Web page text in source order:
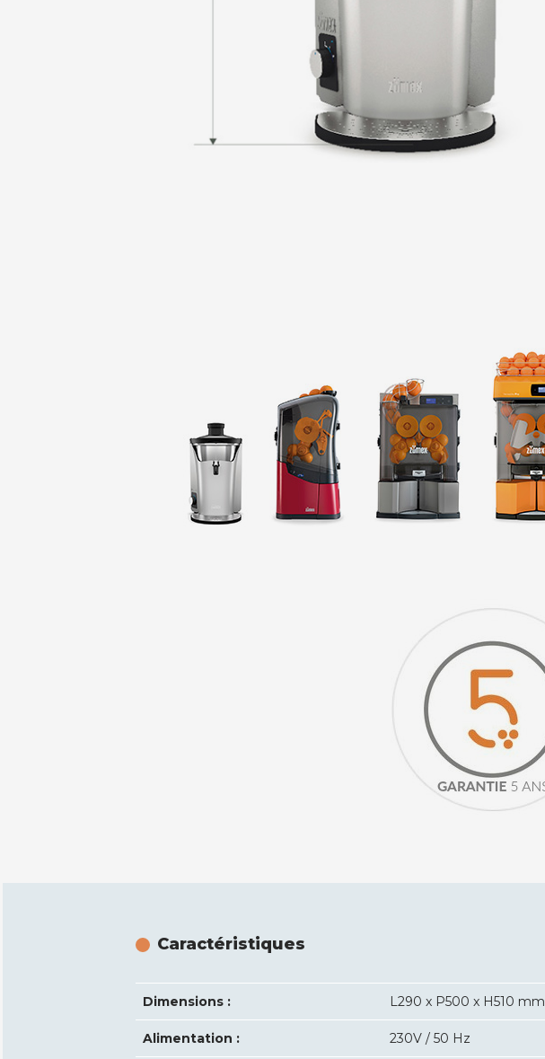
Caractéristiques
Dimensions : L290 x P500 x H510 mm
Alimentation : 230V / 50 Hz